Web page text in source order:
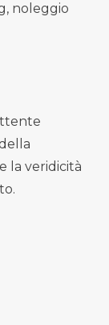
noleggio
la veridicità